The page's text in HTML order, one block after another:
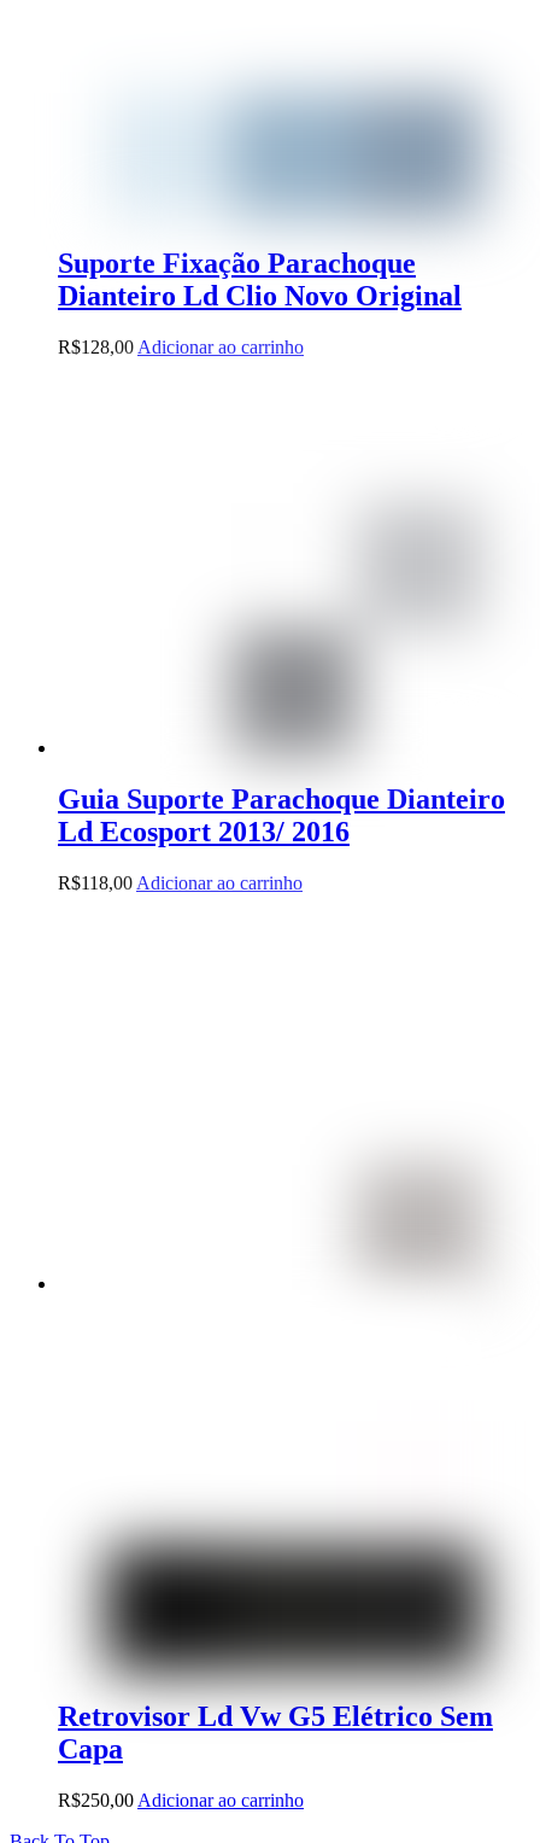
Suporte Fixação Parachoque
Dianteiro Ld Clio Novo Original
R$128,00 Adicionar ao carrinho
Guia Suporte Parachoque Dianteiro
Ld Ecosport 2013/ 2016
R$118,00 Adicionar ao carrinho
Retrovisor Ld Vw G5 Elétrico Sem
Capa
R$250,00 Adicionar ao carrinho